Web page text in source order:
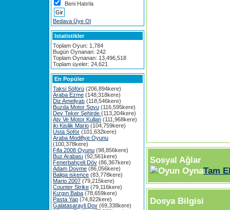
Beni Hatırla
Bedava Üye Ol
Istatistikler
Toplam Oyun: 1,784
Bugün Oynanan: 242
Toplam Oynanan: 13,496,518
Toplam üyeler: 24,621
En Popüler
Taksi Şöförü (206,894kere)
Araba Ezme (148,318kere)
Diz Ameliyatı (118,546kere)
Buzda Motor Şovu (116,595kere)
Dev Teker Şehirde (113,204kere)
Atv Ve Motor Kullan (111,968kere)
iki Kisilik Mario (104,759kere)
Usta Şoför (101,632kere)
Araba Modifiye Oyunu
(100,378kere)
Fifa 2008 Oyunu (98,856kere)
Buz Arabası (92,561kere)
Fenerbahçeli Döv (86,367kere)
Adam Dovme (86,056kere)
Baliga iskence (83,778kere)
Mario 2007 (79,215kere)
Counter Strike (79,116kere)
Kızgın Baba (78,659kere)
Pasta Yap (74,822kere)
Galatasarayli Dov (69,338kere)
Sosyal Ağlar
Tam
Dosya Bilgisi